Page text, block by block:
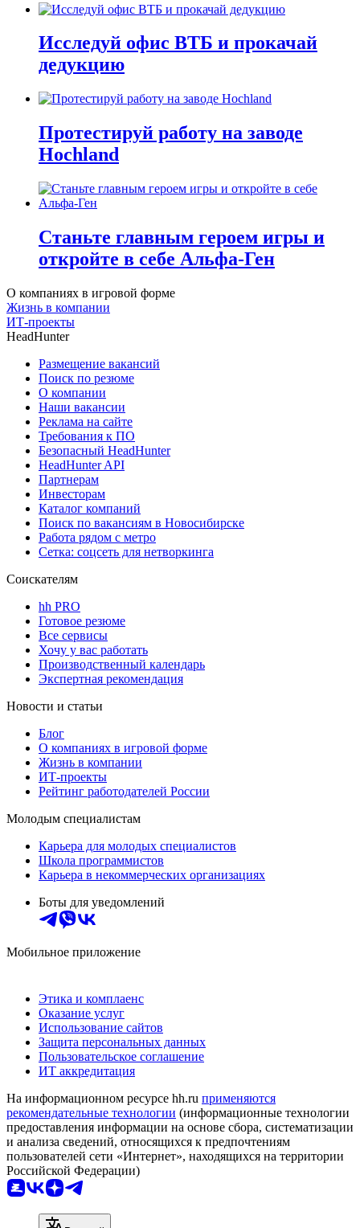
Исследуй офис ВТБ и прокачай
дедукцию
Протестируй работу на заводе
Hochland
Станьте главным героем игры и
откройте в себе Альфа-Ген
О компаниях в игровой форме
Жизнь в компании
ИТ-проекты
HeadHunter
Размещение вакансий
Поиск по резюме
О компании
Наши вакансии
Реклама на сайте
Требования к ПО
Безопасный HeadHunter
HeadHunter API
Партнерам
Инвесторам
Каталог компаний
Поиск по вакансиям в Новосибирске
Работа рядом с метро
Сетка: соцсеть для нетворкинга
Соискателям
hh PRO
Готовое резюме
Все сервисы
Хочу у вас работать
Производственный календарь
Экспертная рекомендация
Новости и статьи
Блог
О компаниях в игровой форме
Жизнь в компании
ИТ-проекты
Рейтинг работодателей России
Молодым специалистам
Карьера для молодых специалистов
Школа программистов
Карьера в некоммерческих организациях
Боты для уведомлений
Мобильное приложение
Этика и комплаенс
Оказание услуг
Использование сайтов
Защита персональных данных
Пользовательское соглашение
ИТ аккредитация
На информационном ресурсе hh.ru применяются
рекомендательные технологии (информационные технологии
предоставления информации на основе сбора, систематизации
и анализа сведений, относящихся к предпочтениям
пользователей сети «Интернет», находящихся на территории
Российской Федерации)